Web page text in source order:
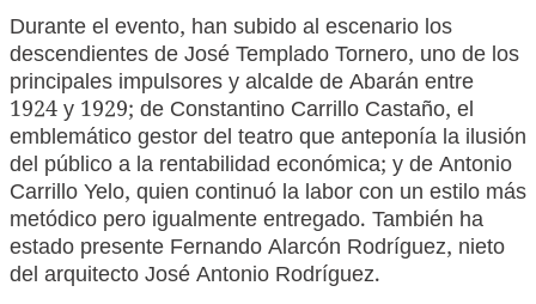
Durante el evento, han subido al escenario los
descendientes de José Templado Tornero, uno de los
principales impulsores y alcalde de Abarán entre
1924 y 1929; de Constantino Carrillo Castaño, el
emblemático gestor del teatro que anteponía la ilusión
del público a la rentabilidad económica; y de Antonio
Carrillo Yelo, quien continuó la labor con un estilo más
metódico pero igualmente entregado. También ha
estado presente Fernando Alarcón Rodríguez, nieto
del arquitecto José Antonio Rodríguez.